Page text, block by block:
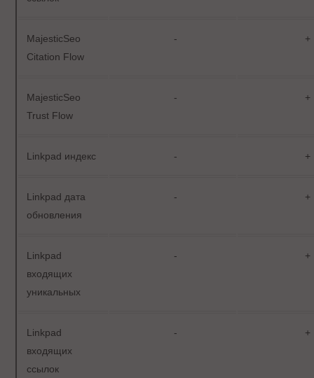
MajesticSeo
Citation Flow
- +
MajesticSeo
Trust Flow
- +
Linkpad индекс - +
Linkpad дата
обновления
- +
Linkpad
входящих
уникальных
- +
Linkpad
входящих
ссылок
- +